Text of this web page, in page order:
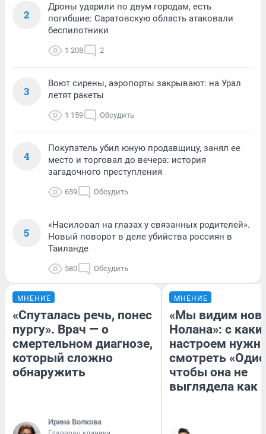
2
Дроны ударили по двум городам, есть
погибшие: Саратовскую область атаковали
беспилотники
1 208 2
3
Воют сирены, аэропорты закрывают: на Урал
летят ракеты
1 159 Обсудить
4
Покупатель убил юную продавщицу, занял ее
место и торговал до вечера: история
загадочного преступления
659 Обсудить
5
«Насиловал на глазах у связанных родителей».
Новый поворот в деле убийства россиян в
Таиланде
580 Обсудить
МНЕНИЕ
«Спуталась речь, понес
пургу». Врач — о
смертельном диагнозе,
который сложно
обнаружить
Ирина Волкова
МНЕНИЕ
«Мы видим
Нолана»: с
настроем
смотреть
чтобы она не
выглядела как